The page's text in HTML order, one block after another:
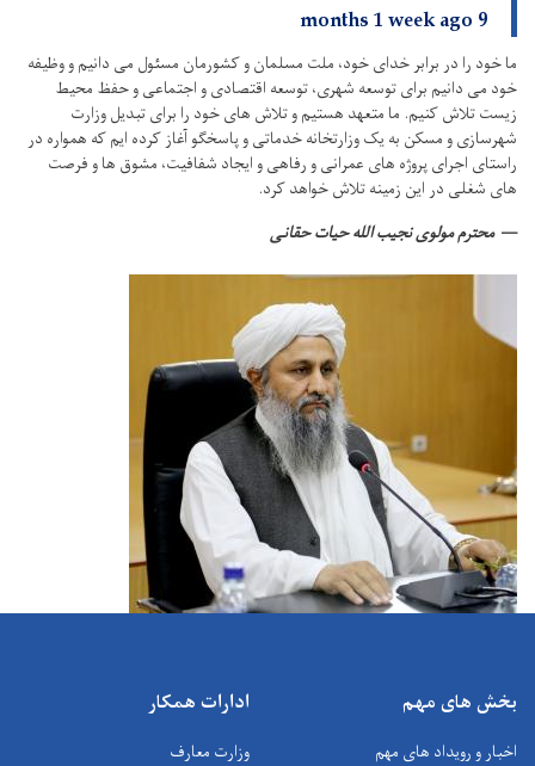
9 months 1 week ago
ما خود را در برابر خدای خود، ملت مسلمان و کشورمان مسئول می دانیم و وظیفه
خود می دانیم برای توسعه شهری، توسعه اقتصادی و اجتماعی و حفظ محیط
زیست تلاش کنیم. ما متعهد هستیم و تلاش های خود را برای تبدیل وزارت
شهرسازی و مسکن به یک وزارتخانه خدماتی و پاسخگو آغاز کرده ایم که همواره در
راستای اجرای پروژه های عمرانی و رفاهی و ایجاد شفافیت، مشوق ها و فرصت
های شغلی در این زمینه تلاش خواهد کرد.
محترم مولوی نجیب الله حیات حقانی
بخش های مهم
اخبار و رویداد های مهم
ادارات همکار
وزارت معارف